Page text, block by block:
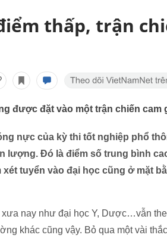
thấp, trận
được đặt vào một trận chiến cam
nực của kỳ thi tốt nghiệp phổ
lượng. Đó là điểm số trung bình
tuyển vào đại học cũng ở mặt
nay như đại học Y, Dược…vẫn
khác cũng vậy. Bỏ qua một vài